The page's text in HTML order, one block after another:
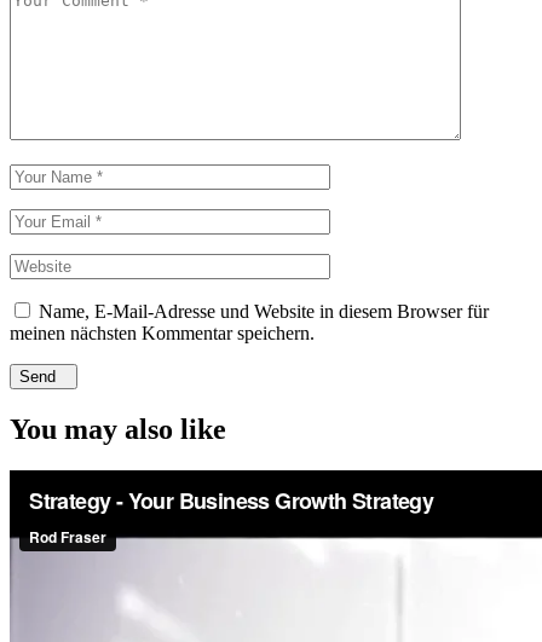
Name, E-Mail-Adresse und Website in diesem Browser für
meinen nächsten Kommentar speichern.
Send
You may also like